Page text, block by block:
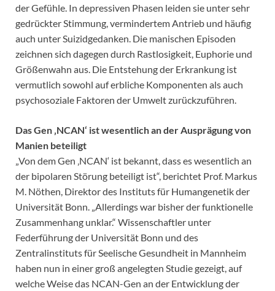
der Gefühle. In depressiven Phasen leiden sie unter sehr
gedrückter Stimmung, vermindertem Antrieb und häufig
auch unter Suizidgedanken. Die manischen Episoden
zeichnen sich dagegen durch Rastlosigkeit, Euphorie und
Größenwahn aus. Die Entstehung der Erkrankung ist
vermutlich sowohl auf erbliche Komponenten als auch
psychosoziale Faktoren der Umwelt zurückzuführen.
Das Gen ‚NCAN‘ ist wesentlich an der Ausprägung von
Manien beteiligt
„Von dem Gen ‚NCAN‘ ist bekannt, dass es wesentlich an
der bipolaren Störung beteiligt ist“, berichtet Prof. Markus
M. Nöthen, Direktor des Instituts für Humangenetik der
Universität Bonn. „Allerdings war bisher der funktionelle
Zusammenhang unklar.“ Wissenschaftler unter
Federführung der Universität Bonn und des
Zentralinstituts für Seelische Gesundheit in Mannheim
haben nun in einer groß angelegten Studie gezeigt, auf
welche Weise das NCAN-Gen an der Entwicklung der